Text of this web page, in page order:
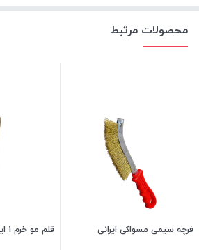
محصولات مرتبط
فرچه سیمی مسواکی ایرانی قلم مو خرم 1 اینج کد 888